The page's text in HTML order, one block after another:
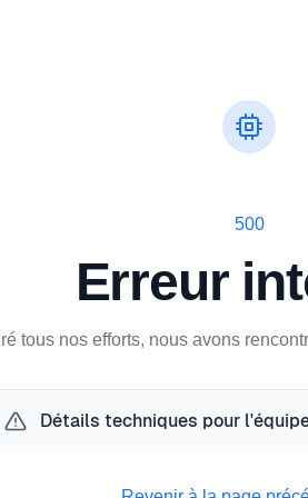
500
Erreur
tous nos efforts, nous avons
Détails techniques pour